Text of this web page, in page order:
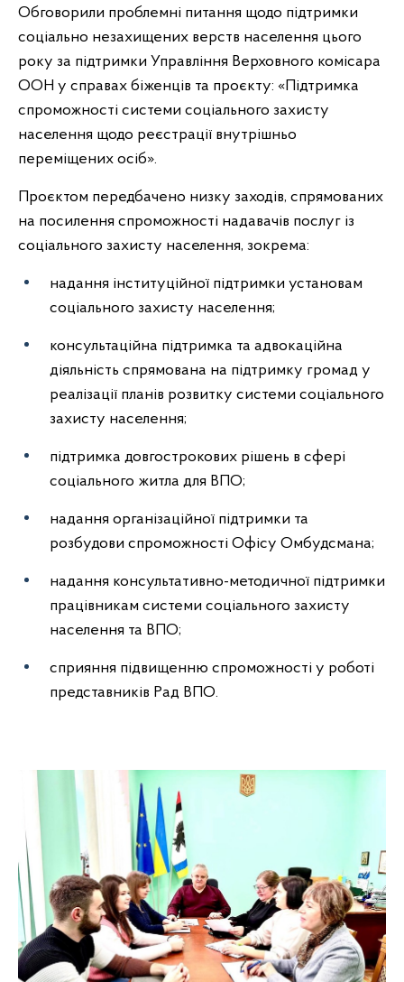
Обговорили проблемні питання щодо підтримки
соціально незахищених верств населення цього
року за підтримки Управління Верховного комісара
ООН у справах біженців та проєкту: «Підтримка
спроможності системи соціального захисту
населення щодо реєстрації внутрішньо
переміщених осіб».
Проєктом передбачено низку заходів, спрямованих
на посилення спроможності надавачів послуг із
соціального захисту населення, зокрема:
надання інституційної підтримки установам
соціального захисту населення;
консультаційна підтримка та адвокаційна
діяльність спрямована на підтримку громад у
реалізації планів розвитку системи соціального
захисту населення;
підтримка довгострокових рішень в сфері
соціального житла для ВПО;
надання організаційної підтримки та
розбудови спроможності Офісу Омбудсмана;
надання консультативно-методичної підтримки
працівникам системи соціального захисту
населення та ВПО;
сприяння підвищенню спроможності у роботі
представників Рад ВПО.